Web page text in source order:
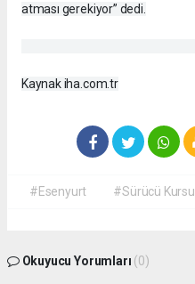
atması gerekiyor” dedi.
Kaynak iha.com.tr
#Esenyurt #Sürücü Kursu
Okuyucu Yorumları (0)